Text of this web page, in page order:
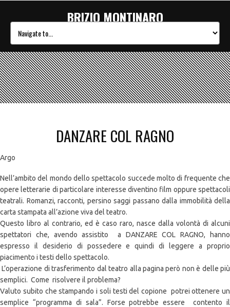
BRIZIO MONTINARO
DANZARE COL RAGNO
Argo
Nell’ambito del mondo dello spettacolo succede molto di frequente che
opere letterarie di particolare interesse diventino film oppure spettacoli
teatrali. Romanzi, racconti, persino saggi passano dalla immobilità della
carta stampata all’azione viva del teatro.
Questo libro al contrario, ed è caso raro, nasce dalla volontà di alcuni
spettatori che, avendo assistito a DANZARE COL RAGNO, hanno
espresso il desiderio di possedere e quindi di leggere a proprio
piacimento i testi dello spettacolo.
L’operazione di trasferimento dal teatro alla pagina però non è delle più
semplici. Come risolvere il problema?
Valuto subito che stampando i soli testi del copione potrei ottenere un
semplice “programma di sala”. Forse potrebbe essere contento il